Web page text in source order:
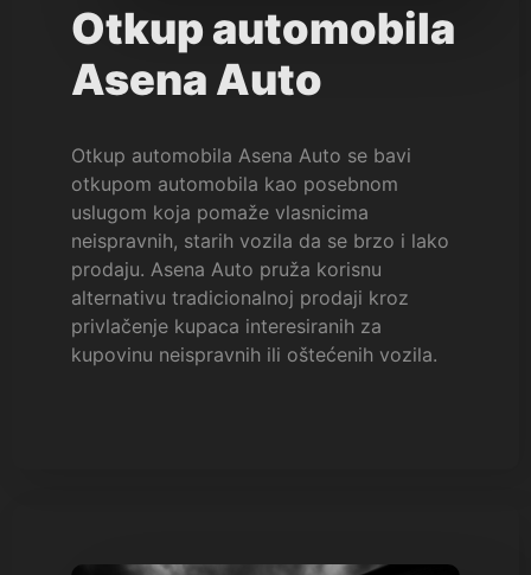
Otkup automobila
Asena Auto
Otkup automobila Asena Auto se bavi
otkupom automobila kao posebnom
uslugom koja pomaže vlasnicima
neispravnih, starih vozila da se brzo i lako
prodaju. Asena Auto pruža korisnu
alternativu tradicionalnoj prodaji kroz
privlačenje kupaca interesiranih za
kupovinu neispravnih ili oštećenih vozila.